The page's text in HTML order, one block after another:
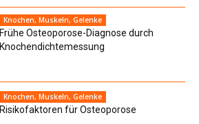
Knochen, Muskeln, Gelenke
Frühe Osteoporose-Diagnose durch
Knochendichtemessung
Knochen, Muskeln, Gelenke
Risikofaktoren für Osteoporose